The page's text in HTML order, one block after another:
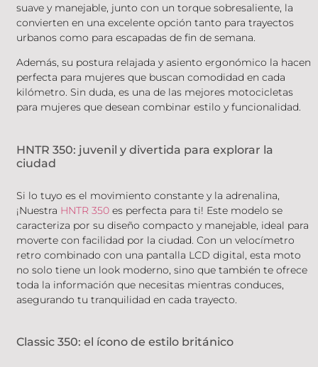
suave y manejable, junto con un torque sobresaliente, la
convierten en una excelente opción tanto para trayectos
urbanos como para escapadas de fin de semana.
Además, su postura relajada y asiento ergonómico la hacen
perfecta para mujeres que buscan comodidad en cada
kilómetro. Sin duda, es una de las mejores motocicletas
para mujeres que desean combinar estilo y funcionalidad.
HNTR 350: juvenil y divertida para explorar la
ciudad
Si lo tuyo es el movimiento constante y la adrenalina,
¡Nuestra HNTR 350 es perfecta para ti! Este modelo se
caracteriza por su diseño compacto y manejable, ideal para
moverte con facilidad por la ciudad. Con un velocímetro
retro combinado con una pantalla LCD digital, esta moto
no solo tiene un look moderno, sino que también te ofrece
toda la información que necesitas mientras conduces,
asegurando tu tranquilidad en cada trayecto.
Classic 350: el ícono de estilo británico